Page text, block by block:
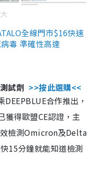
全線門市$16快速
毒 準確性高達
試劑 >>按此選購<<
合作推出，
獲得歐盟CE認證，主
檢測Omicron及Delta
15分鐘就能知道檢測